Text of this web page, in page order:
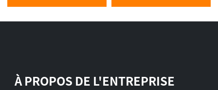
À PROPOS DE L'ENTREPRISE